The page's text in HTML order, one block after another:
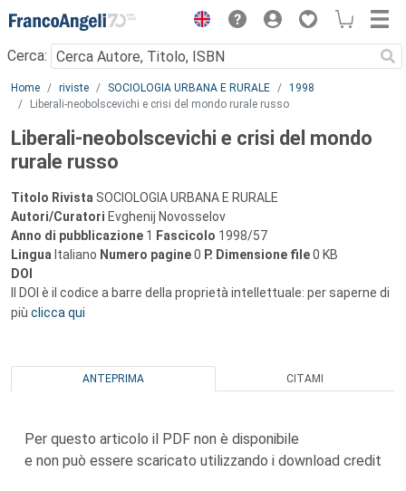
Menu
Cerca:
Main content
Home riviste SOCIOLOGIA URBANA E RURALE
1998
Liberali-neobolscevichi e crisi del mondo rurale russo
Liberali-neobolscevichi e crisi del mondo
rurale russo
Titolo Rivista SOCIOLOGIA URBANA E RURALE
Autori/Curatori Evghenij Novosselov
Anno di pubblicazione 1 Fascicolo 1998/57
Lingua Italiano Numero pagine0 P. Dimensione file0 KB
DOI
Il DOI è il codice a barre della proprietà intellettuale: per saperne di
più clicca qui
ANTEPRIMA CITAMI
Per questo articolo il PDF non è disponibile
e non può essere scaricato utilizzando i download credit